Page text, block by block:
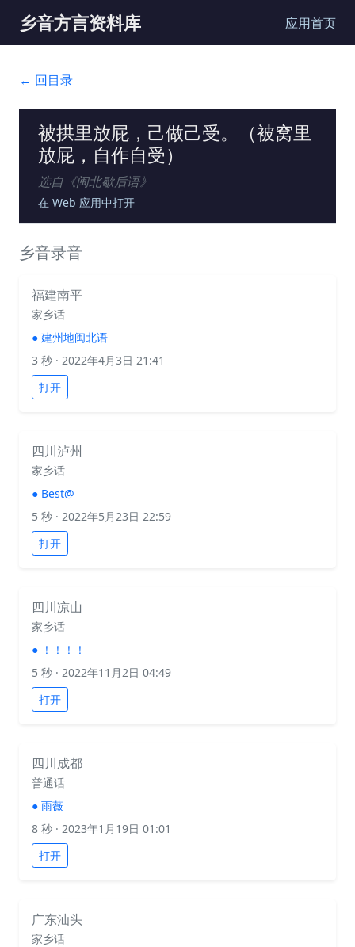
乡音方言资料库 应用首页
← 回目录
被拱里放屁，己做己受。（被窝里
放屁，自作自受）
选自《闽北歇后语》
在 Web 应用中打开
乡音录音
福建南平
家乡话
● 建州地闽北语
3 秒 · 2022年4月3日 21:41
打开
四川泸州
家乡话
● Best@
5 秒 · 2022年5月23日 22:59
打开
四川凉山
家乡话
● ！！！！
5 秒 · 2022年11月2日 04:49
打开
四川成都
普通话
● 雨薇
8 秒 · 2023年1月19日 01:01
打开
广东汕头
家乡话